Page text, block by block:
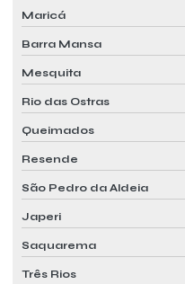
Laudo mensal pmoc preço
Laudo mensal pmoc valor
Laudo pmoc
Laudo pmoc mensal
Laudo pmoc orçamento
Laudo pmoc preço
Laudo técnico pmoc
Maricá
Barra Mansa
Mesquita
Rio das Ostras
Queimados
Resende
São Pedro da Aldeia
Japeri
Saquarema
Três Rios